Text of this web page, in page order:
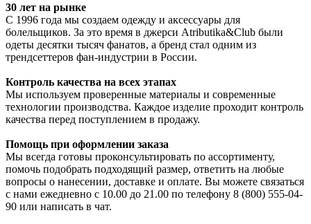
30 лет на рынке
С 1996 года мы создаем одежду и аксессуары для
болельщиков. За это время в джерси Atributika&Club были
одеты десятки тысяч фанатов, а бренд стал одним из
трендсеттеров фан-индустрии в России.
Контроль качества на всех этапах
Мы используем проверенные материалы и современные
технологии производства. Каждое изделие проходит контроль
качества перед поступлением в продажу.
Помощь при оформлении заказа
Мы всегда готовы проконсультировать по ассортименту,
помочь подобрать подходящий размер, ответить на любые
вопросы о нанесении, доставке и оплате. Вы можете связаться
с нами ежедневно с 10.00 до 21.00 по телефону 8 (800) 555-04-
90 или написать в чат.